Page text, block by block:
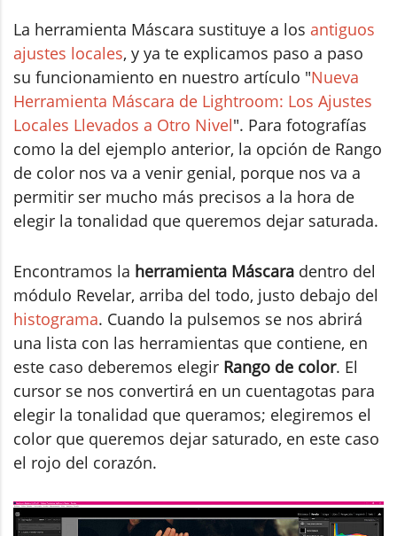
La herramienta Máscara sustituye a los antiguos
ajustes locales, y ya te explicamos paso a paso
su funcionamiento en nuestro artículo "Nueva
Herramienta Máscara de Lightroom: Los Ajustes
Locales Llevados a Otro Nivel". Para fotografías
como la del ejemplo anterior, la opción de Rango
de color nos va a venir genial, porque nos va a
permitir ser mucho más precisos a la hora de
elegir la tonalidad que queremos dejar saturada.
Encontramos la herramienta Máscara dentro del
módulo Revelar, arriba del todo, justo debajo del
histograma. Cuando la pulsemos se nos abrirá
una lista con las herramientas que contiene, en
este caso deberemos elegir Rango de color. El
cursor se nos convertirá en un cuentagotas para
elegir la tonalidad que queramos; elegiremos el
color que queremos dejar saturado, en este caso
el rojo del corazón.